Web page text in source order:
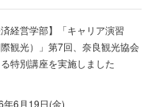
済経営学部】「キャリア演習
際観光）」第7回、奈良観光協会
特別講座を実施しました
年6月19日(金)